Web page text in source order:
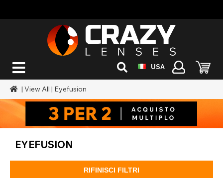
USA
|View All | Eyefusion
EYEFUSION
RIFINISCI FILTRI